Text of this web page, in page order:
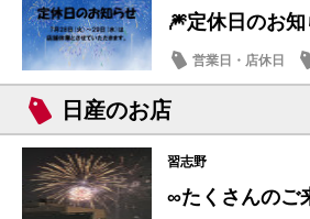
🎆定休日のお
営業日・店休日
日産のお店
習志野
∞たくさんのご